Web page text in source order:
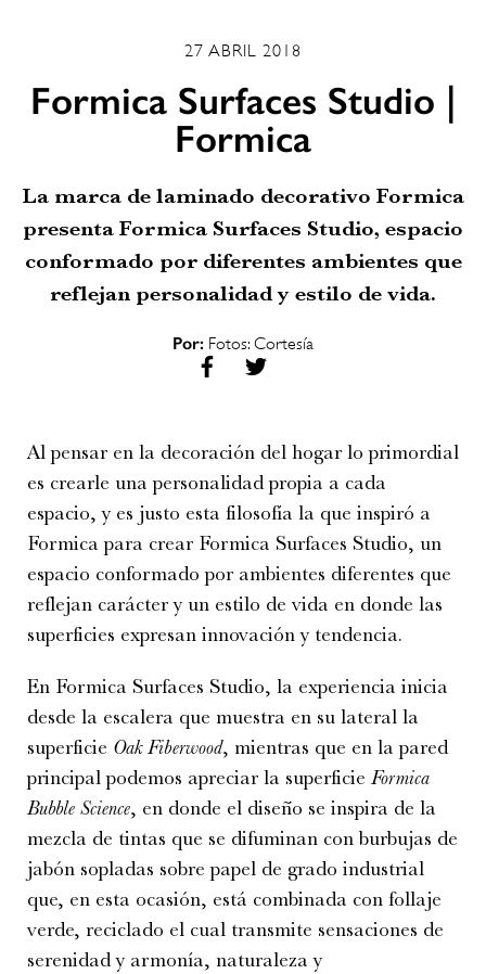
27 ABRIL 2018
Formica Surfaces Studio |
Formica
La marca de laminado decorativo Formica
presenta Formica Surfaces Studio, espacio
conformado por diferentes ambientes que
reflejan personalidad y estilo de vida.
Por: Fotos: Cortesía
Al pensar en la decoración del hogar lo primordial
es crearle una personalidad propia a cada
espacio, y es justo esta filosofía la que inspiró a
Formica para crear Formica Surfaces Studio, un
espacio conformado por ambientes diferentes que
reflejan carácter y un estilo de vida en donde las
superficies expresan innovación y tendencia.
En Formica Surfaces Studio, la experiencia inicia
desde la escalera que muestra en su lateral la
superficie Oak Fiberwood, mientras que en la pared
principal podemos apreciar la superficie Formica
Bubble Science, en donde el diseño se inspira de la
mezcla de tintas que se difuminan con burbujas de
jabón sopladas sobre papel de grado industrial
que, en esta ocasión, está combinada con follaje
verde, reciclado el cual transmite sensaciones de
serenidad y armonía, naturaleza y